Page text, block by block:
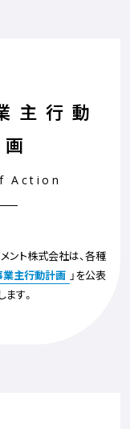
主行動
Action
ント株式会社は、各種
業主行動計画 」を公表
ます。